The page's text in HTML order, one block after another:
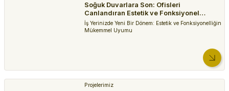
Soğuk Duvarlara Son: Ofisleri
Canlandıran Estetik ve Fonksiyonel
Seperatörler
İş Yerinizde Yeni Bir Dönem: Estetik ve Fonksiyonelliğin
Mükemmel Uyumu
Projelerimiz